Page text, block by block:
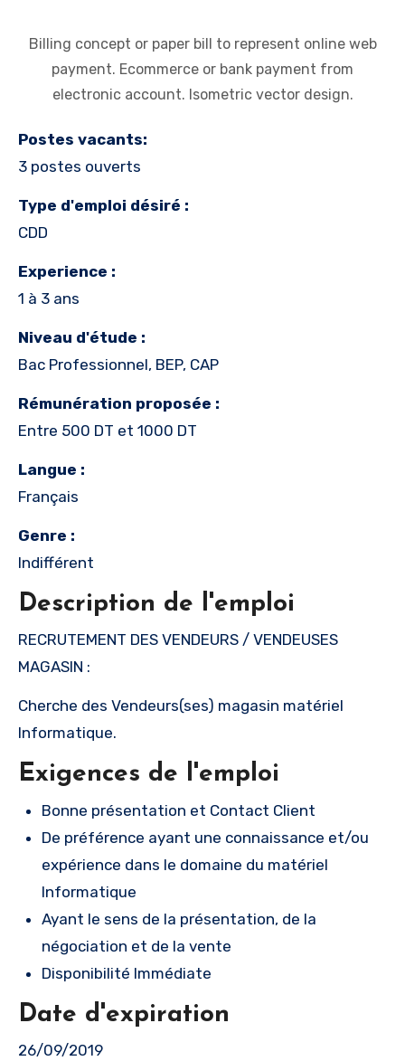
Billing concept or paper bill to represent online web
payment. Ecommerce or bank payment from
electronic account. Isometric vector design.
Postes vacants:
3 postes ouverts
Type d'emploi désiré :
CDD
Experience :
1 à 3 ans
Niveau d'étude :
Bac Professionnel, BEP, CAP
Rémunération proposée :
Entre 500 DT et 1000 DT
Langue :
Français
Genre :
Indifférent
Description de l'emploi
RECRUTEMENT DES VENDEURS / VENDEUSES
MAGASIN :
Cherche des Vendeurs(ses) magasin matériel
Informatique.
Exigences de l'emploi
Bonne présentation et Contact Client
De préférence ayant une connaissance et/ou
expérience dans le domaine du matériel
Informatique
Ayant le sens de la présentation, de la
négociation et de la vente
Disponibilité Immédiate
Date d'expiration
26/09/2019